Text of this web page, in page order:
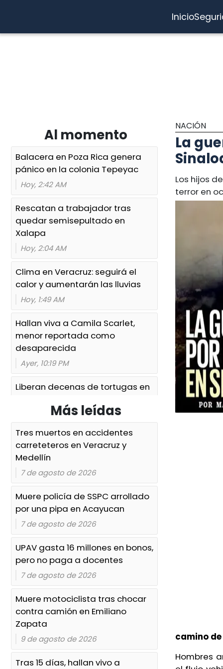
Inicio
Al momento
Balacera en Poza Rica genera
pánico en la colonia Tepeyac
Hoy, 2:42 AM
Rescatan a trabajador tras
quedar semisepultado en
Xalapa
Hoy, 2:04 AM
Clima en Veracruz: seguirá el
calor y aumentarán las lluvias
Hoy, 1:49 AM
Hallan viva a Camila Scarlet,
menor reportada como
desaparecida
Ayer, 10:19 PM
Liberan decenas de tortugas en
Ayer, 10:05 PM
Mujer queda grave tras
camionetazo en Jesús Carranza,
Veracruz
Ayer, 9:13 PM
Mueren dos trabajadores tras
caer pipa a un barranco rumbo
al Krem-1
Gusano barrenador en
mascotas no siempre requiere
sacrificio
Fiscalía reabre casos de
desapariciones del Blindaje
Coatzacoalcos
Más leídas
Tres muertos en accidentes
carreteteros en Veracruz y
Medellín
7 de agosto de 2026
Muere policía de SSPC arrollado
por una pipa en Acayucan
7 de agosto de 2026
UPAV gasta 16 millones en bonos,
pero no paga a docentes
7 de agosto de 2026
Muere motociclista tras chocar
contra camión en Emiliano
Zapata
9 de agosto de 2026
Tras 15 días, hallan vivo a
NACIÓN
La
Los hijos
terror en
camino
Hombres